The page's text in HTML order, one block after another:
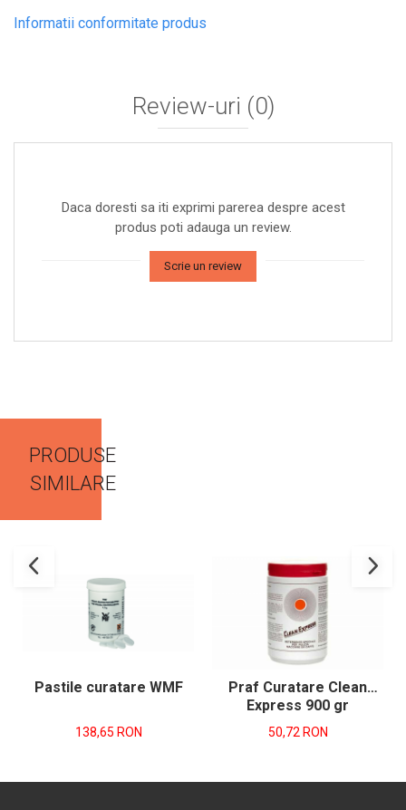
Informatii conformitate produs
Review-uri (0)
Daca doresti sa iti exprimi parerea despre acest
produs poti adauga un review.
Scrie un review
PRODUSE
SIMILARE
Pastile curatare WMF
138,65 RON
Praf Curatare Clean
Express 900 gr
50,72 RON